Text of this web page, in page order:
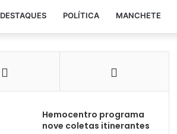
DESTAQUES POLÍTICA MANCHETE
Hemocentro programa
nove coletas itinerantes